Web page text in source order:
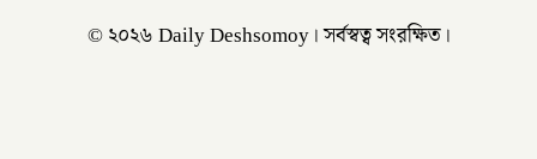
© ২০২৬ Daily Deshsomoy। সর্বস্বত্ব সংরক্ষিত।